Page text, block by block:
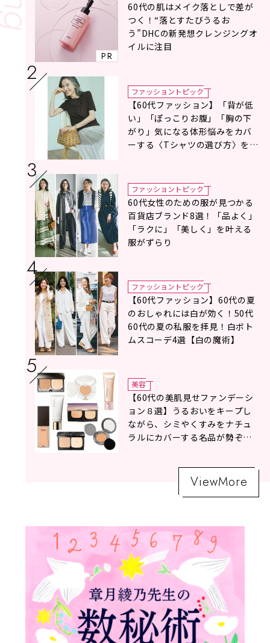
PR
60代の肌はメイク落としで差が
つく！“落とすたびうるお
う”DHCの新発想クレンジングオ
イルに注目
ファッショントピック
【60代ファッション】「背が低
い」「ぽっこりお腹」「胸の下
がり」気になる体形悩みをカバ
ーする〈Tシャツの選び方〉をス
ファッショントピック
60代女性のための服が見つかる
百貨店ブランド8選！「品よく」
「ラクに」「美しく」を叶える
服がずらり
ファッショントピック
【60代ファッション】60代の夏
のおしゃれには白が効く！50代
60代の夏の私服を拝見！白ボト
ムスコーデ4選【白の魔術】
美容
【60代の美肌見せファンデーシ
ョン８選】うるおいをキープし
ながら、シミやくすみをナチュ
ラルにカバーする名品が勢ぞろ
ViewMore